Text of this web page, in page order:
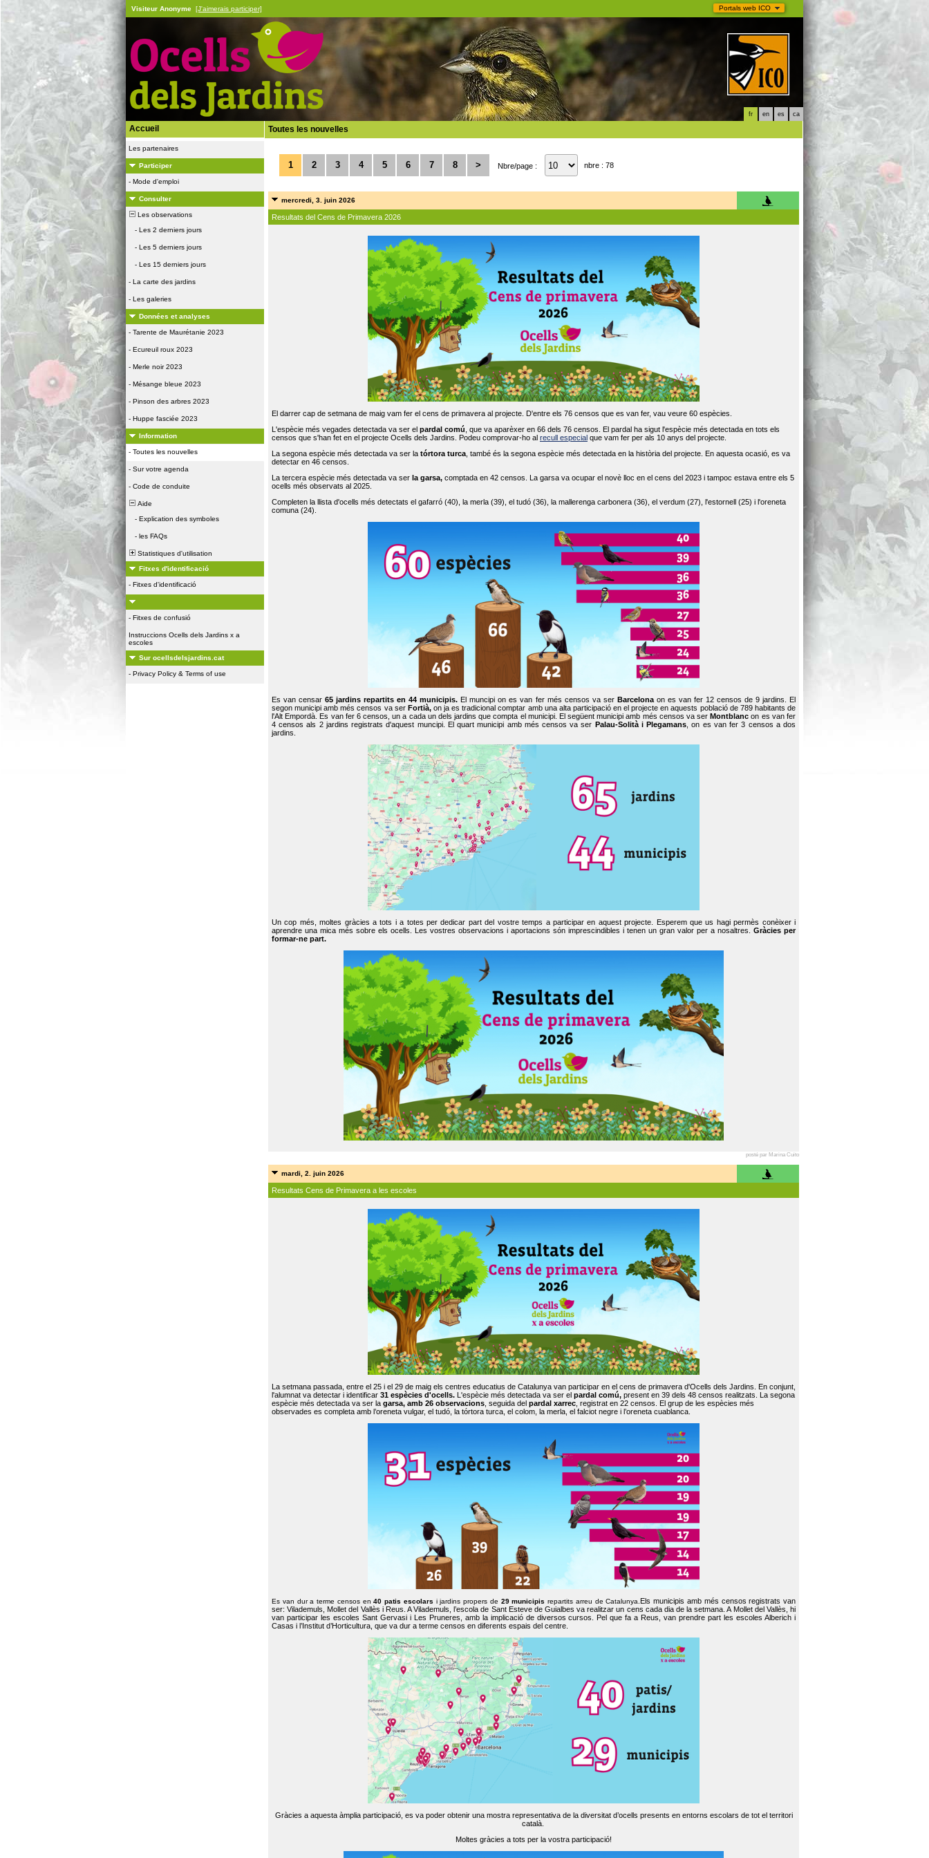
Portals web ICO
Visiteur Anonyme [J'aimerais participer]
fr en es ca
Accueil
Les partenaires
Participer
- Mode d'emploi
Consulter
Les observations
- Les 2 derniers jours
- Les 5 derniers jours
- Les 15 derniers jours
- La carte des jardins
- Les galeries
Données et analyses
- Tarente de Maurétanie 2023
- Ecureuil roux 2023
- Merle noir 2023
- Mésange bleue 2023
- Pinson des arbres 2023
- Huppe fasciée 2023
Information
- Toutes les nouvelles
- Sur votre agenda
- Code de conduite
Aide
- Explication des symboles
- les FAQs
Statistiques d'utilisation
Fitxes d'identificació
- Fitxes d'identificació
- Fitxes de confusió
Instruccions Ocells dels Jardins x a
escoles
Sur ocellsdelsjardins.cat
- Privacy Policy & Terms of use
Toutes les nouvelles
1 2 3 4 5 6 7 8 > Nbre/page : nbre : 78
mercredi, 3. juin 2026
Resultats del Cens de Primavera 2026
El darrer cap de setmana de maig vam fer el cens de primavera al projecte. D'entre els 76 censos que es van fer, vau veure 60 espècies.
L'espècie més vegades detectada va ser el pardal comú , que va aparèxer en 66 dels 76 censos. El pardal ha sigut l'espècie més detectada en tots els
censos que s'han fet en el projecte Ocells dels Jardins. Podeu comprovar-ho al recull especial que vam fer per als 10 anys del projecte.
La segona espècie més detectada va ser la tórtora turca , també és la segona espècie més detectada en la història del projecte. En aquesta ocasió, es va
detectar en 46 censos.
La tercera espècie més detectada va ser la garsa, comptada en 42 censos. La garsa va ocupar el novè lloc en el cens del 2023 i tampoc estava entre els 5
ocells més observats al 2025.
Completen la llista d'ocells més detectats el gafarró (40), la merla (39), el tudó (36), la mallerenga carbonera (36), el verdum (27), l'estornell (25) i l'oreneta
comuna (24).
Es van censar65 jardins repartits en 44 municipis. El muncipi on es van fer més censos va ser Barcelonaon es van fer 12 censos de 9 jardins. El
segon municipi amb més censos va ser Fortià, on ja es tradicional comptar amb una alta participació en el projecte en aquests població de 789 habitants de
l'Alt Empordà. Es van fer 6 censos, un a cada un dels jardins que compta el municipi. El següent municipi amb més censos va serMontblanc on es van fer
4 censos als 2 jardins registrats d'aquest muncipi. El quart municipi amb més censos va ser Palau-Solità i Plegamans , on es van fer 3 censos a dos
jardins.
Un cop més, moltes gràcies a tots i a totes per dedicar part del vostre temps a participar en aquest projecte. Esperem que us hagi permès conèixer i
aprendre una mica més sobre els ocells. Les vostres observacions i aportacions són imprescindibles i tenen un gran valor per a nosaltres. Gràcies per
formar-ne part.
posté par Marina Cuito
mardi, 2. juin 2026
Resultats Cens de Primavera a les escoles
La setmana passada, entre el 25 i el 29 de maig els centres educatius de Catalunya van participar en el cens de primavera d'Ocells dels Jardins. En conjunt,
l'alumnat va detectar i identificar 31 espècies d'ocells. L'espècie més detectada va ser el pardal comú, present en 39 dels 48 censos realitzats. La segona
espècie més detectada va ser la garsa, amb 26 observacions , seguida del pardal xarrec , registrat en 22 censos. El grup de les espècies més
observades es completa amb l’oreneta vulgar, el tudó, la tórtora turca, el colom, la merla, el falciot negre i l’oreneta cuablanca.
Es van dur a terme censos en40 patis escolars i jardins propers de 29 municipis repartits arreu de Catalunya. Els municipis amb més censos registrats van
ser: Vilademuls, Mollet del Vallès i Reus. A Vilademuls, l’escola de Sant Esteve de Guialbes va realitzar un cens cada dia de la setmana. A Mollet del Vallès, hi
van participar les escoles Sant Gervasi i Les Pruneres, amb la implicació de diversos cursos. Pel que fa a Reus, van prendre part les escoles Alberich i
Casas i l’Institut d’Horticultura, que va dur a terme censos en diferents espais del centre.
Gràcies a aquesta àmplia participació, es va poder obtenir una mostra representativa de la diversitat d’ocells presents en entorns escolars de tot el territori
català.
Moltes gràcies a tots per la vostra participació!